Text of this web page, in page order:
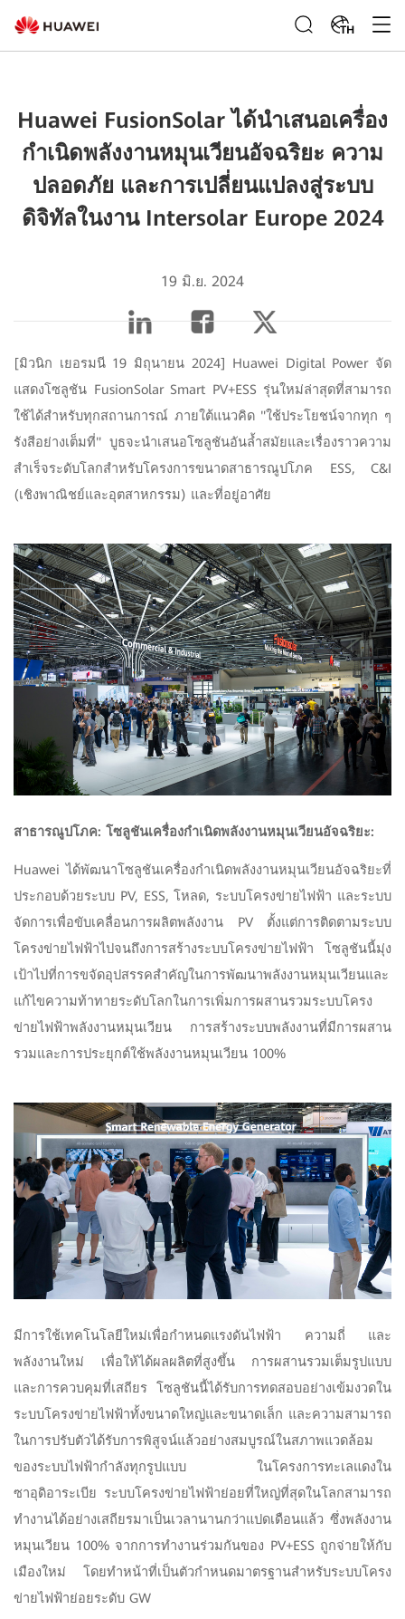
TH
Huawei FusionSolar ได้นำเสนอเครื่อง
กำเนิดพลังงานหมุนเวียนอัจฉริยะ ความ
ปลอดภัย และการเปลี่ยนแปลงสู่ระบบ
ดิจิทัลในงาน Intersolar Europe 2024
19 มิ.ย. 2024
[มิวนิก เยอรมนี 19 มิถุนายน 2024] Huawei Digital Power จัด
แสดงโซลูชัน FusionSolar Smart PV+ESS รุ่นใหม่ล่าสุดที่สามารถ
ใช้ได้สำหรับทุกสถานการณ์ ภายใต้แนวคิด "ใช้ประโยชน์จากทุก ๆ
รังสีอย่างเต็มที่" บูธจะนำเสนอโซลูชันอันล้ำสมัยและเรื่องราวความ
สำเร็จระดับโลกสำหรับโครงการขนาดสาธารณูปโภค ESS, C&I
(เชิงพาณิชย์และอุตสาหกรรม) และที่อยู่อาศัย
สาธารณูปโภค: โซลูชันเครื่องกำเนิดพลังงานหมุนเวียนอัจฉริยะ:
Huawei ได้พัฒนาโซลูชันเครื่องกำเนิดพลังงานหมุนเวียนอัจฉริยะที่
ประกอบด้วยระบบ PV, ESS, โหลด, ระบบโครงข่ายไฟฟ้า และระบบ
จัดการเพื่อขับเคลื่อนการผลิตพลังงาน PV ตั้งแต่การติดตามระบบ
โครงข่ายไฟฟ้าไปจนถึงการสร้างระบบโครงข่ายไฟฟ้า โซลูชันนี้มุ่ง
เป้าไปที่การขจัดอุปสรรคสำคัญในการพัฒนาพลังงานหมุนเวียนและ
แก้ไขความท้าทายระดับโลกในการเพิ่มการผสานรวมระบบโครง
ข่ายไฟฟ้าพลังงานหมุนเวียน การสร้างระบบพลังงานที่มีการผสาน
รวมและการประยุกต์ใช้พลังงานหมุนเวียน 100%
มีการใช้เทคโนโลยีใหม่เพื่อกำหนดแรงดันไฟฟ้า ความถี่ และ
พลังงานใหม่ เพื่อให้ได้ผลผลิตที่สูงขึ้น การผสานรวมเต็มรูปแบบ
และการควบคุมที่เสถียร โซลูชันนี้ได้รับการทดสอบอย่างเข้มงวดใน
ระบบโครงข่ายไฟฟ้าทั้งขนาดใหญ่และขนาดเล็ก และความสามารถ
ในการปรับตัวได้รับการพิสูจน์แล้วอย่างสมบูรณ์ในสภาพแวดล้อม
ของระบบไฟฟ้ากำลังทุกรูปแบบ
ในโครงการทะเลแดงใน
ซาอุดิอาระเบีย ระบบโครงข่ายไฟฟ้าย่อยที่ใหญ่ที่สุดในโลกสามารถ
ทำงานได้อย่างเสถียรมาเป็นเวลานานกว่าแปดเดือนแล้ว ซึ่งพลังงาน
หมุนเวียน 100% จากการทำงานร่วมกันของ PV+ESS ถูกจ่ายให้กับ
เมืองใหม่ โดยทำหน้าที่เป็นตัวกำหนดมาตรฐานสำหรับระบบโครง
ข่ายไฟฟ้าย่อยระดับ GW